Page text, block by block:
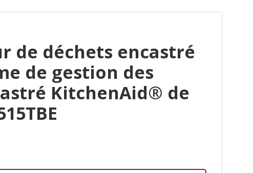
de déchets encastré
de gestion des
KitchenAid® de